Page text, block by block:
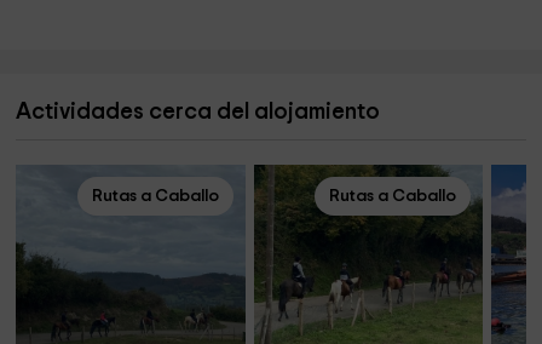
Actividades cerca del alojamiento
Rutas a Caballo Rutas a Caballo